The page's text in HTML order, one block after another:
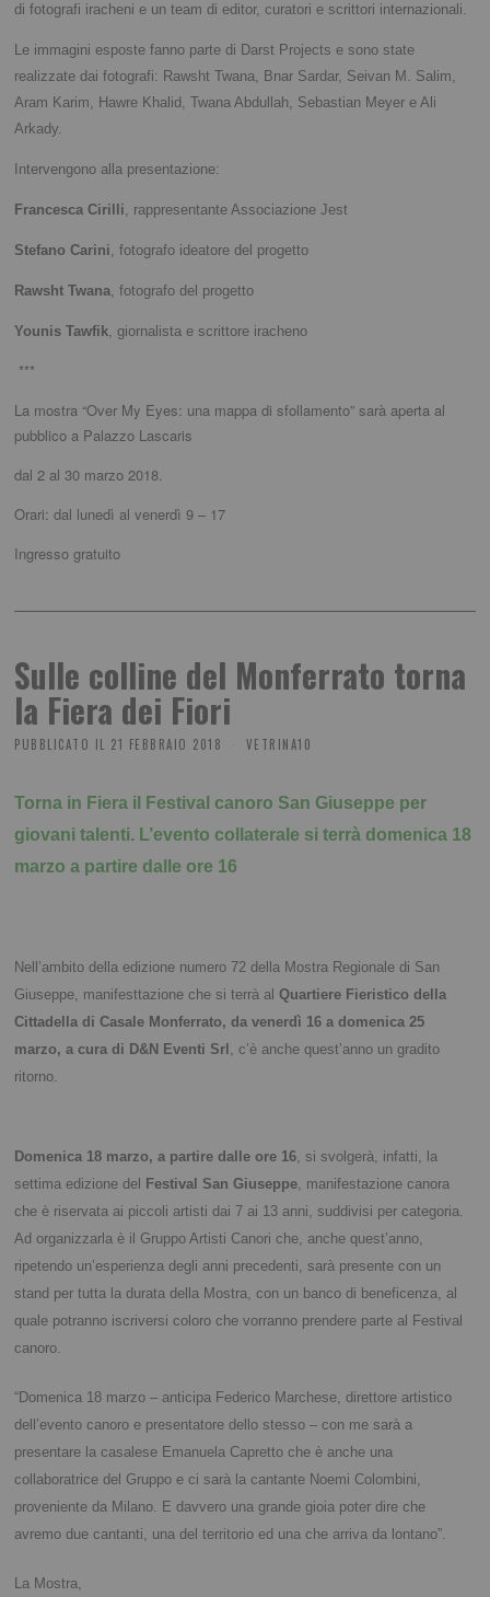
di fotografi iracheni e un team di editor, curatori e scrittori internazionali.
Le immagini esposte fanno parte di Darst Projects e sono state
realizzate dai fotografi: Rawsht Twana, Bnar Sardar, Seivan M. Salim,
Aram Karim, Hawre Khalid, Twana Abdullah, Sebastian Meyer e Ali
Arkady.
Intervengono alla presentazione:
Francesca Cirilli, rappresentante Associazione Jest
Stefano Carini, fotografo ideatore del progetto
Rawsht Twana, fotografo del progetto
Younis Tawfik, giornalista e scrittore iracheno
***
La mostra “Over My Eyes: una mappa di sfollamento” sarà aperta al
pubblico a Palazzo Lascaris
dal 2 al 30 marzo 2018.
Orari: dal lunedì al venerdì 9 – 17
Ingresso gratuito
Sulle colline del Monferrato torna
la Fiera dei Fiori
PUBBLICATO IL 21 FEBBRAIO 2018 VETRINA10
Torna in Fiera il Festival canoro San Giuseppe per
giovani talenti. L’evento collaterale si terrà domenica 18
marzo a partire dalle ore 16
Nell’ambito della edizione numero 72 della Mostra Regionale di San
Giuseppe, manifesttazione che si terrà alQuartiere Fieristico della
Cittadella di Casale Monferrato, da venerdì 16 a domenica 25
marzo, a cura di D&N Eventi Srl
, c’è anche quest’anno un gradito
ritorno.
Domenica 18 marzo, a partire dalle ore 16 , si svolgerà, infatti, la
settima edizione del
Festival San Giuseppe , manifestazione canora
che è riservata ai piccoli artisti dai 7 ai 13 anni, suddivisi per categoria.
Ad organizzarla è il Gruppo Artisti Canori che, anche quest’anno,
ripetendo un’esperienza degli anni precedenti, sarà presente con un
stand per tutta la durata della Mostra, con un banco di beneficenza, al
quale potranno iscriversi coloro che vorranno prendere parte al Festival
canoro.
“Domenica 18 marzo – anticipa Federico Marchese, direttore artistico
dell’evento canoro e presentatore dello stesso – con me sarà a
presentare la casalese Emanuela Capretto che è anche una
collaboratrice del Gruppo e ci sarà la cantante Noemi Colombini,
proveniente da Milano. E davvero una grande gioia poter dire che
avremo due cantanti, una del territorio ed una che arriva da lontano”.
La Mostra,